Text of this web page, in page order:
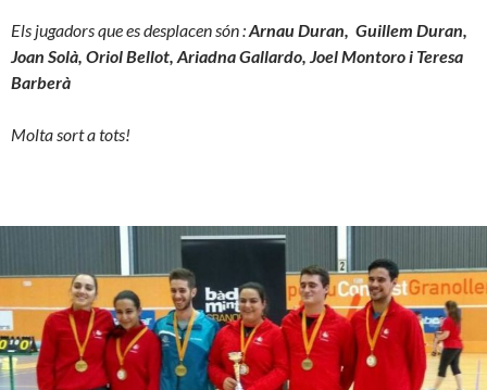
Els jugadors que es desplacen són :Arnau Duran, Guillem Duran,
Joan Solà, Oriol Bellot, Ariadna Gallardo, Joel Montoro i Teresa
Barberà
Molta sort a tots!